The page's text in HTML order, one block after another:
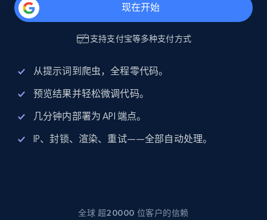
现在开始
支持支付宝等多种支付方式
从提示词到爬虫，全程零代码。
预览结果并轻松微调代码。
几分钟内部署为 API 端点。
IP、封锁、渲染、重试——全部自动处理。
全球 超20000 位客户的信赖